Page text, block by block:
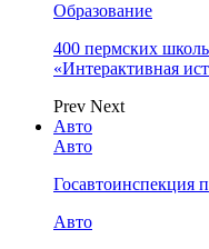
Образование
400 пермских
«Интерактивная
Prev Next
Авто
Авто
Госавтоинспекция
Авто